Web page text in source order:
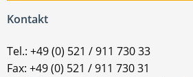
Kontakt
Tel.: +49 (0) 521 / 911 730 33
Fax: +49 (0) 521 / 911 730 31